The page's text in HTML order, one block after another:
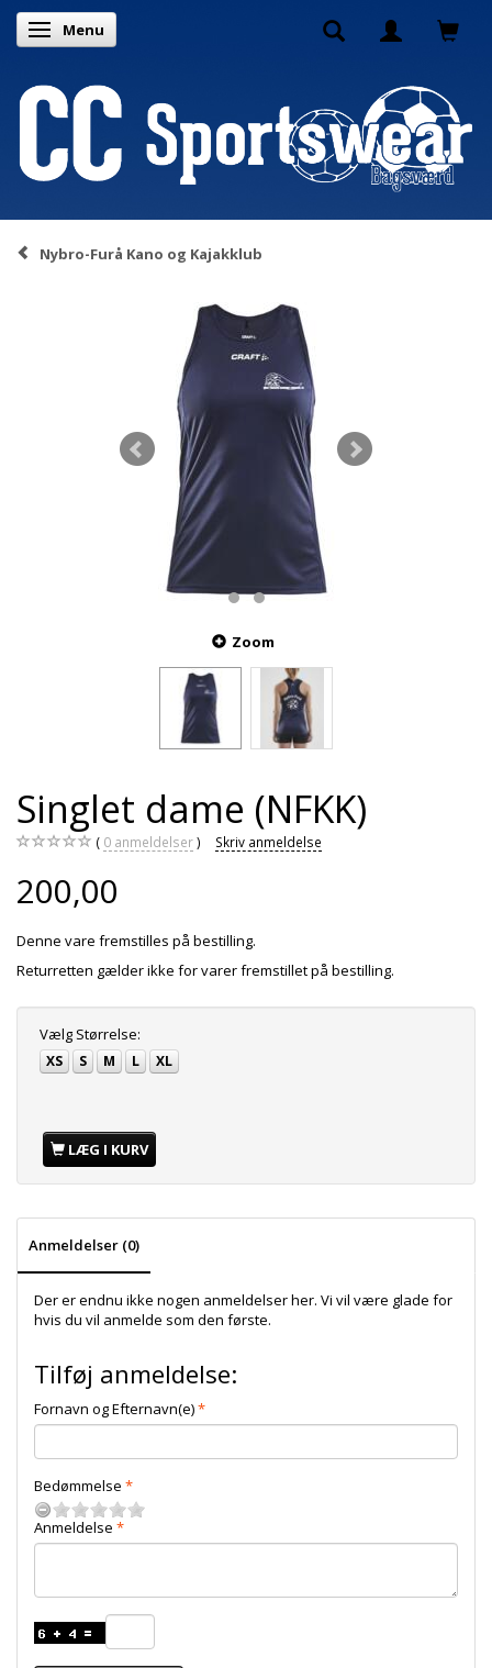
Skifte navigation
Menu
Nybro-Furå Kano og Kajakklub
Zoom
Singlet dame (NFKK)
0 anmeldelser Skriv anmeldelse
200,00
Denne vare fremstilles på bestilling.
Returretten gælder ikke for varer fremstillet på bestilling.
Vælg Størrelse:
XS S M L XL
LÆG I KURV
Anmeldelser (0)
Der er endnu ikke nogen anmeldelser her. Vi vil være glade for
hvis du vil anmelde som den første.
Tilføj anmeldelse:
Fornavn og Efternavn(e)
Bedømmelse
Anmeldelse